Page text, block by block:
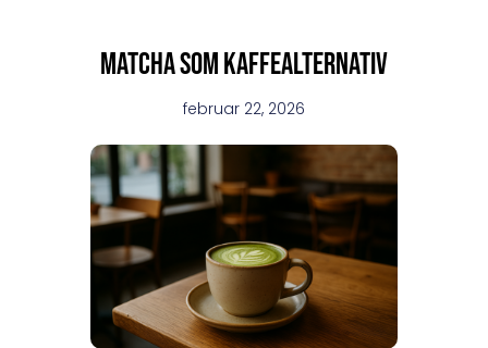
Matcha som kaffealternativ
februar 22, 2026